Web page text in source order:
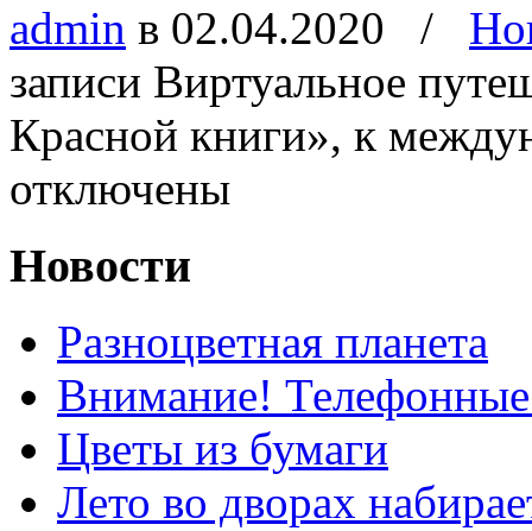
admin в 02.04.2020 /
записи Виртуальное
Красной книги», к
отключены
Новости
Разноцветная планета
Внимание!
Цветы из бумаги
Лето во дворах